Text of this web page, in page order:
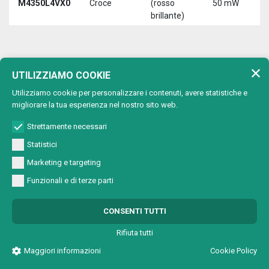
M4350L4VX0 Croce
(rosso
brillante)
50 mW
Lunghezza d'onda:650 nm (rosso)
Tipo di
proiezione
Lunghezza
M4501A2VC0 Cerchio
Linea
650 nm
(rosso)
M4501A2VX0 Croce 1 mW
UTILIZZIAMO COOKIE
Utilizziamo cookie per personalizzare i contenuti, avere statistiche e
migliorare la tua esperienza nel nostro sito web.
Strettamente necessari
Statistici
Marketing e targeting
Funzionali e di terze parti
CONSENTI TUTTI
Rifiuta tutti
Maggiori informazioni
Cookie Policy